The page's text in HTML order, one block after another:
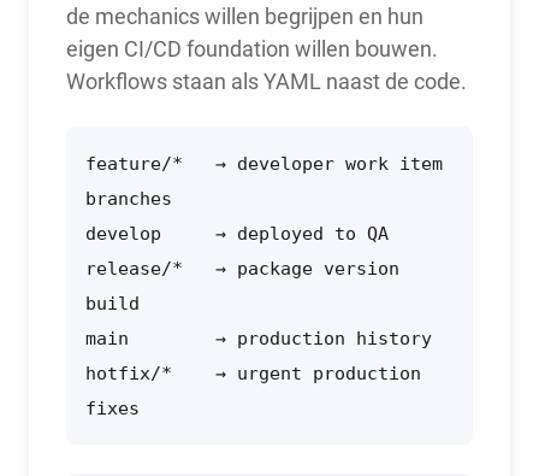
de mechanics willen begrijpen en hun
eigen CI/CD foundation willen bouwen.
Workflows staan als YAML naast de code.
feature/*   → developer work item
branches
develop     → deployed to QA
release/*   → package version
build
main        → production history
hotfix/*    → urgent production
fixes